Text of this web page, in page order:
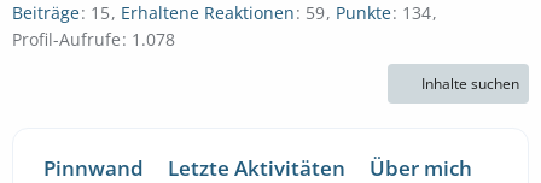
Beiträge 15 Erhaltene Reaktionen 59 Punkte 134
Profil-Aufrufe 1.078
Inhalte suchen
Pinnwand Letzte Aktivitäten Über mich